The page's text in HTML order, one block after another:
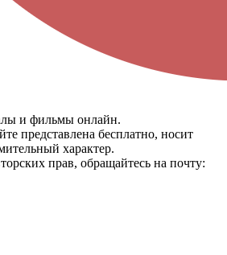
и фильмы онлайн.
представлена бесплатно, носит
характер.
прав, обращайтесь на почту: